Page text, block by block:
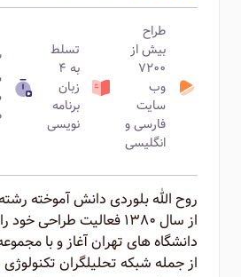
طراح
بیش از
۷۲۰۰
وب
سایت
فارسی و
انگلیسی
تسلط
به ۴
زبان
برنامه
نویسی
روح الله بلوردی دانش آموخته
از سال ۱۳۸۰ فعالیت
دانشگاه های تهران آغاز و با
از جمله شبکه تحلیلگران